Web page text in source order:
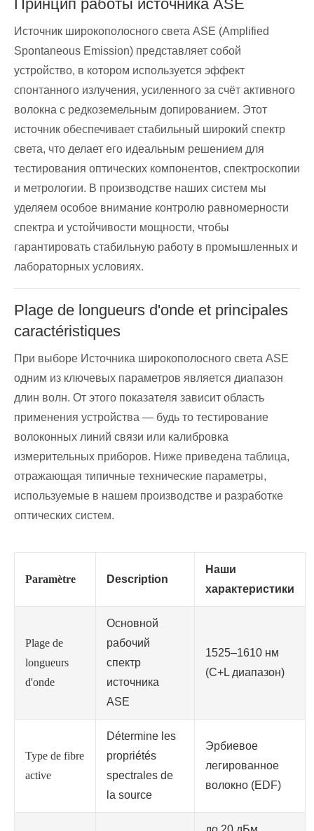
Принцип работы источника ASE
Источник широкополосного света ASE (Amplified
Spontaneous Emission) представляет собой
устройство, в котором используется эффект
спонтанного излучения, усиленного за счёт активного
волокна с редкоземельным допированием. Этот
источник обеспечивает стабильный широкий спектр
света, что делает его идеальным решением для
тестирования оптических компонентов, спектроскопии
и метрологии. В производстве наших систем мы
уделяем особое внимание контролю равномерности
спектра и устойчивости мощности, чтобы
гарантировать стабильную работу в промышленных и
лабораторных условиях.
Plage de longueurs d'onde et principales
caractéristiques
При выборе Источника широкополосного света ASE
одним из ключевых параметров является диапазон
длин волн. От этого показателя зависит область
применения устройства — будь то тестирование
волоконных линий связи или калибровка
измерительных приборов. Ниже приведена таблица,
отражающая типичные технические параметры,
используемые в нашем производстве и разработке
оптических систем.
Paramètre Description
Наши
характеристики
Plage de
longueurs
d'onde
Основной
рабочий
спектр
источника
ASE
1525–1610 нм
(C+L диапазон)
Type de fibre
active
Détermine les
propriétés
spectrales de
la source
Эрбиевое
легированное
волокно (EDF)